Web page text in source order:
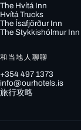
The Hvítá Inn
Hvítá Trucks
The Ísafjörður Inn
The Stykkishólmur Inn
和当地人聊聊
+354 497 1373
info@ourhotels.is
旅行攻略